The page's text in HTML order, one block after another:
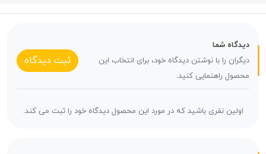
دیدگاه شما
دیگران را با نوشتن دیدگاه خود، برای انتخاب این
محصول راهنمایی کنید.
ثبت دیدگاه
اولین نفری باشید که در مورد این محصول دیدگاه خود را ثبت می کند.